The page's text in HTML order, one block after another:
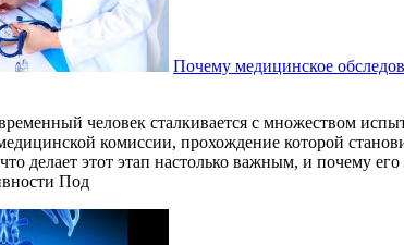
Почему медицинское
человек сталкивается с множеством
комиссии, прохождение которой
делает этот этап настолько важным, и почему
Под